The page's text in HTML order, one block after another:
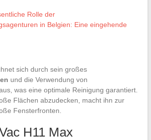
Rolle der
in Belgien: Eine eingehende
sich durch sein großes
und die Verwendung von
was eine optimale Reinigung garantiert.
Flächen abzudecken, macht ihn zur
Fensterfronten.
H11 Max